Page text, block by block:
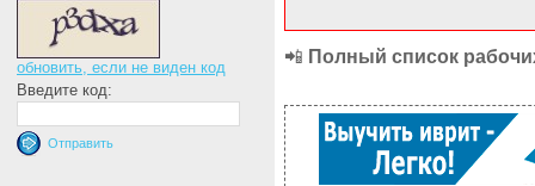
📲 Полный список
обновить, если не виден код
Введите код: